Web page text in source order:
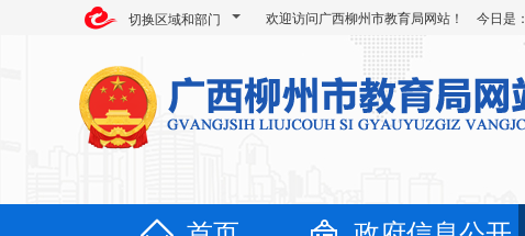
切换区域和部门 欢迎访问广西柳州市教育局网站！ 今日是：